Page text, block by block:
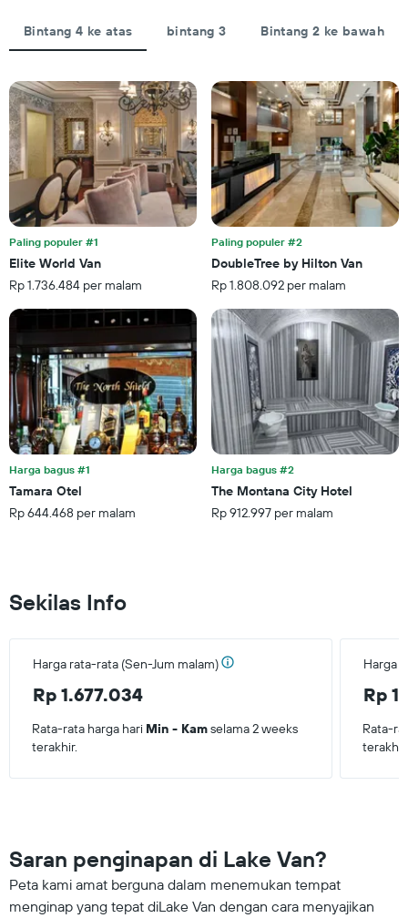
Bintang 4 ke atas bintang 3 Bintang 2 ke bawah
Paling populer #1
Elite World Van
Rp 1.736.484 per malam
Paling populer #2
DoubleTree by Hilton Van
Rp 1.808.092 per malam
Harga bagus #1
Tamara Otel
Rp 644.468 per malam
Harga bagus #2
The Montana City Hotel
Rp 912.997 per malam
Sekilas Info
Harga rata-rata (Sen-Jum malam)
Rp 1.677.034
Harga
Rp
Rata-rata harga hari Min - Kamselama 2 weeks
terakhir.
Rata-
terakhir.
Saran penginapan di Lake Van?
Peta kami amat berguna dalam menemukan tempat
menginap yang tepat diLake Van dengan cara menyajikan